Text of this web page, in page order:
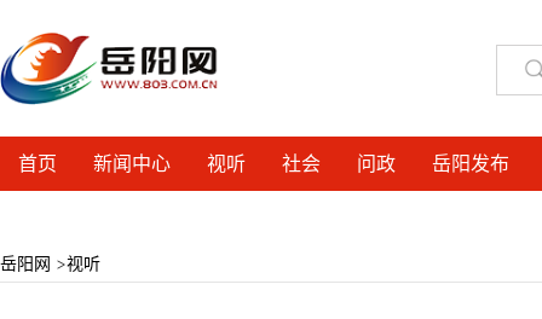
首页 新闻中心 视听 社会 问政 岳阳发布
岳阳网 >视听